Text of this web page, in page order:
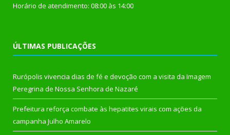
Horário de atendimento: 08:00 às 14:00
ÚLTIMAS PUBLICAÇÕES
Rurópolis vivencia dias de fé e devoção com a visita da Imagem
Peregrina de Nossa Senhora de Nazaré
Prefeitura reforça combate às hepatites virais com ações da
campanha Julho Amarelo